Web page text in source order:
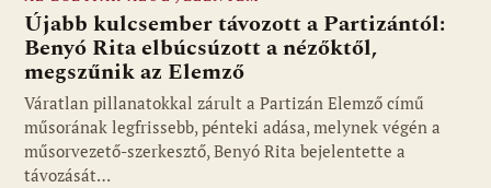
Fotó: media1.hu
Újabb kulcsember távozott a Partizántól:
Benyó Rita elbúcsúzott a nézőktől,
megszűnik az Elemző
Váratlan pillanatokkal zárult a Partizán Elemző című
műsorának legfrissebb, pénteki adása, melynek végén a
műsorvezető-szerkesztő, Benyó Rita bejelentette a
távozását…